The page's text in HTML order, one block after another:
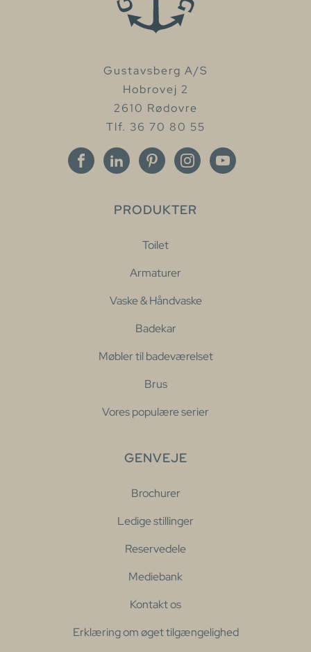
Gustavsberg A/S
Hobrovej 2
2610 Rødovre
Tlf. 36 70 80 55
PRODUKTER
Toilet
Armaturer
Vaske & Håndvaske
Badekar
Møbler til badeværelset
Brus
Vores populære serier
GENVEJE
Brochurer
Ledige stillinger
Reservedele
Mediebank
Kontakt os
Erklæring om øget tilgængelighed